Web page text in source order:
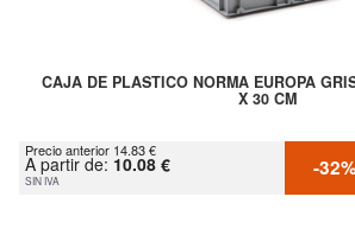
CAJA DE PLASTICO NORMA EUROPA
X 30 CM
Precio anterior 14.83 €
A partir de: 10.08 €
SIN IVA -